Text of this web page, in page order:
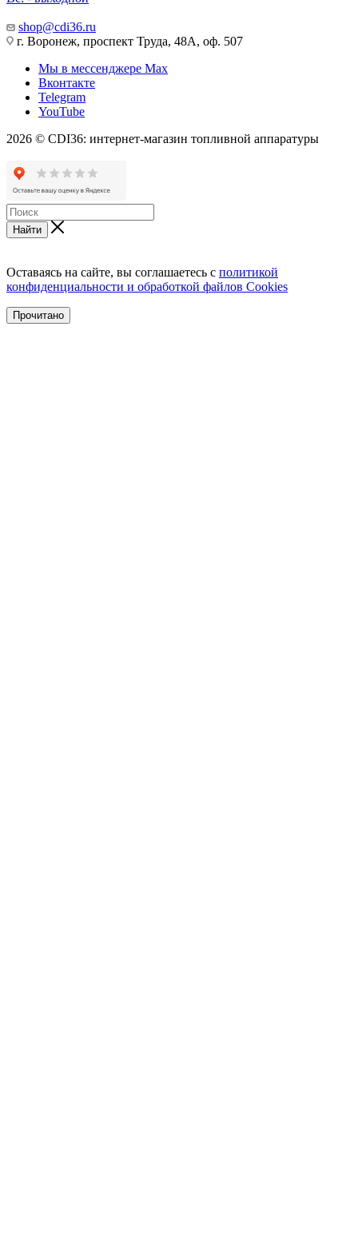
shop@cdi36.ru
г. Воронеж, проспект Труда, 48А, оф. 507
Мы в мессенджере Max
Вконтакте
Telegram
YouTube
2026 © CDI36: интернет-магазин топливной аппаратуры
Найти
Оставаясь на сайте, вы соглашаетесь с политикой
конфиденциальности и обработкой файлов Cookies
Прочитано